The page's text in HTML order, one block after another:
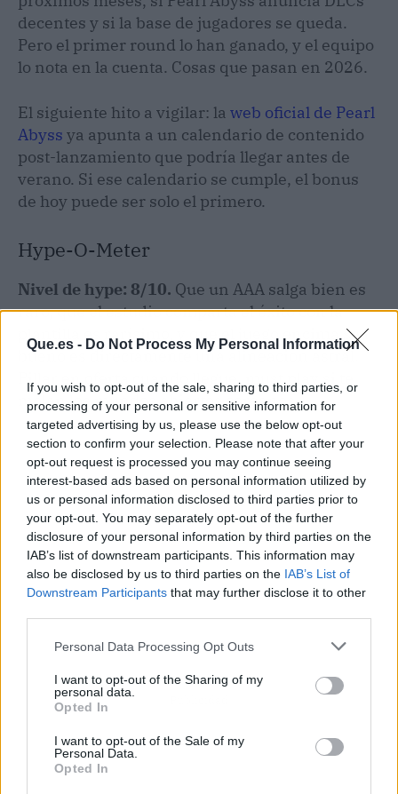
Que.es - Do Not Process My Personal Information
If you wish to opt-out of the sale, sharing to third parties, or
processing of your personal or sensitive information for
targeted advertising by us, please use the below opt-out
section to confirm your selection. Please note that after your
opt-out request is processed you may continue seeing
interest-based ads based on personal information utilized by
us or personal information disclosed to third parties prior to
your opt-out. You may separately opt-out of the further
disclosure of your personal information by third parties on the
IAB’s list of downstream participants. This information may
also be disclosed by us to third parties on the IAB’s List of
Downstream Participants that may further disclose it to other
Personal Data Processing Opt Outs
I want to opt-out of the Sharing of my
personal data.
Opted In
I want to opt-out of the Sale of my
Personal Data.
Opted In
decentes y si la base de jugadores se queda.
Pero el primer round lo han ganado, y el equipo
lo nota en la cuenta. Cosas que pasan en 2026.
El siguiente hito a vigilar: la web oficial de Pearl
Abyss ya apunta a un calendario de contenido
post-lanzamiento que podría llegar antes de
verano. Si ese calendario se cumple, el bonus
de hoy puede ser solo el primero.
Hype-O-Meter
Nivel de hype: 8/10. Que un AAA salga bien es
raro, que el estudio comparta el éxito con la
plantilla es rarísimo, y que el juego encima sea
bueno es directamente una alineación astral.
Pillar en oferta cuando llegue, must play si te
molan los mundos abiertos coreanos.